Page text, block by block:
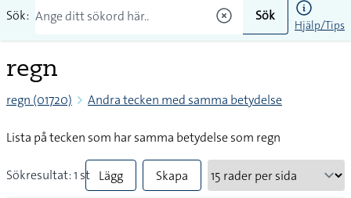
Sök: Sök
Hjälp/Tips
regn
regn (01720) Andra tecken med samma betydelse
Lista på tecken som har samma betydelse som regn
Sökresultat: 1 st Lägg
Skapa